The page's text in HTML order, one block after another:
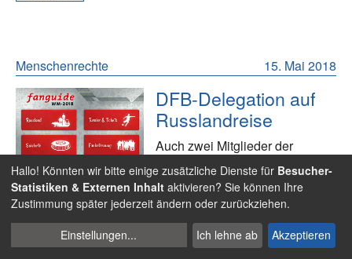
15. Mai 2018
Menschenrechte
DFB-Delegation auf
Russlandreise
Auch zwei Mitglieder der
Akademie waren mit Reinhard
Grindel zu Gast bei der deutsch-russischen
Fußballwoche.
Weiterlesen
Cookies
verwalten
Hallo! Könnten wir bitte einige zusätzliche Dienste für Besucher-
Statistiken & Externen Inhalt aktivieren? Sie können Ihre
Zustimmung später jederzeit ändern oder zurückziehen.
Einstellungen... Ich lehne ab Akzeptieren